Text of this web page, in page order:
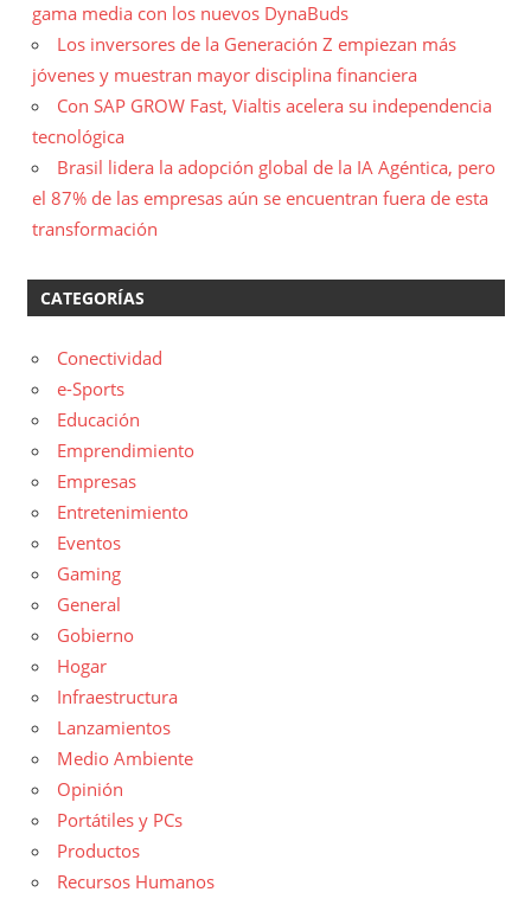
gama media con los nuevos DynaBuds
Los inversores de la Generación Z empiezan más
jóvenes y muestran mayor disciplina financiera
Con SAP GROW Fast, Vialtis acelera su independencia
tecnológica
Brasil lidera la adopción global de la IA Agéntica, pero
el 87% de las empresas aún se encuentran fuera de esta
transformación
CATEGORÍAS
Conectividad
e-Sports
Educación
Emprendimiento
Empresas
Entretenimiento
Eventos
Gaming
General
Gobierno
Hogar
Infraestructura
Lanzamientos
Medio Ambiente
Opinión
Portátiles y PCs
Productos
Recursos Humanos